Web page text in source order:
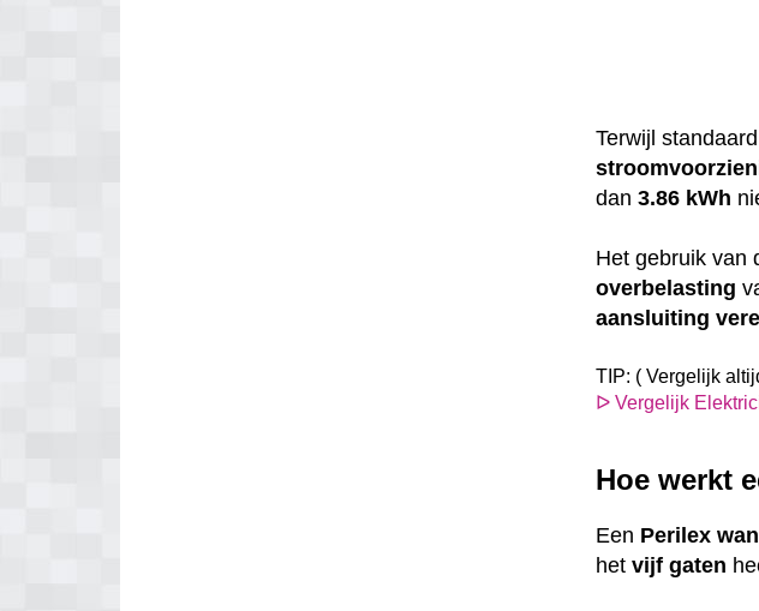
Terwijl standaard
dan3.86 kWh
Het gebruik van
overbelasting
aansluiting
TIP: ( Vergelijk
ᐅ Vergelijk
Hoe werkt
Een Perilex
het vijf gaten